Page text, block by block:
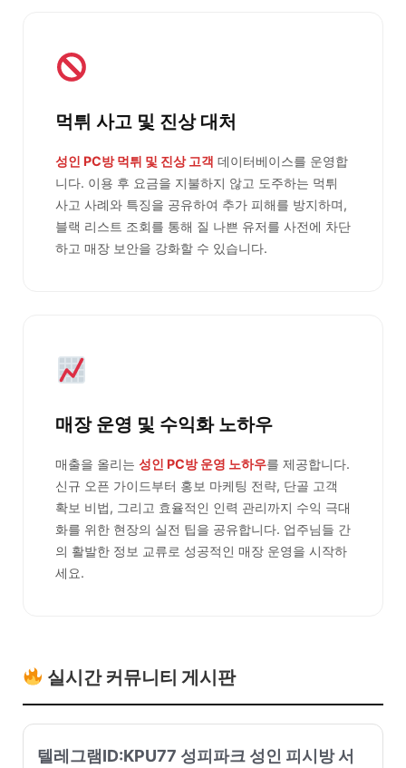
먹튀 사고 및 진상 대처
성인 PC방 먹튀 및 진상 고객 데이터베이스를 운영합
니다. 이용 후 요금을 지불하지 않고 도주하는 먹튀
사고 사례와 특징을 공유하여 추가 피해를 방지하며,
블랙 리스트 조회를 통해 질 나쁜 유저를 사전에 차단
하고 매장 보안을 강화할 수 있습니다.
매장 운영 및 수익화 노하우
매출을 올리는 성인 PC방 운영 노하우를 제공합니다.
신규 오픈 가이드부터 홍보 마케팅 전략, 단골 고객
확보 비법, 그리고 효율적인 인력 관리까지 수익 극대
화를 위한 현장의 실전 팁을 공유합니다. 업주님들 간
의 활발한 정보 교류로 성공적인 매장 운영을 시작하
세요.
실시간 커뮤니티 게시판
텔레그램ID:KPU77 성피파크 성인 피시방 서